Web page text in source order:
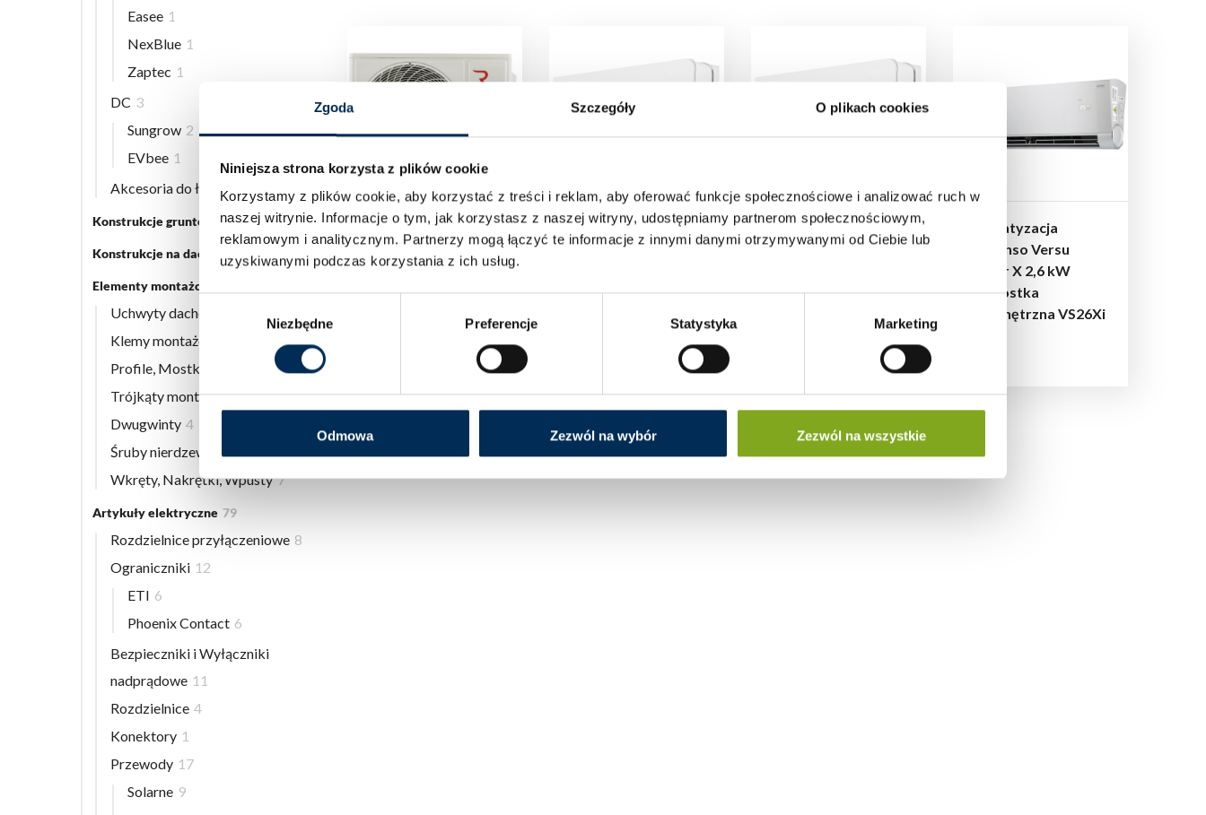
Zgoda Szczegóły O plikach cookies
Niniejsza strona korzysta z plików cookie
Korzystamy z plików cookie, aby korzystać z treści i reklam, aby oferować funkcje społecznościowe i analizować ruch w
naszej witrynie. Informacje o tym, jak korzystasz z naszej witryny, udostępniamy partnerom społecznościowym,
reklamowym i analitycznym. Partnerzy mogą łączyć te informacje z innymi danymi otrzymywanymi od Ciebie lub
uzyskiwanymi podczas korzystania z ich usług.
Niezbędne Preferencje Statystyka Marketing
Odmowa Zezwól na wybór Zezwól na wszystkie
Klimatyzacja
Rotenso Luve X 3,5
kW jednostka
zewnętrzna LE35Xo
Klimatyzacja
Rotenso Versu Pure
wewnętrzna VP50Xi
Klimatyzacja
Rotenso Versu Pure
wewnętrzna VP26Xi
Klimatyzacja
Rotenso Versu
Silver X 2,6 kW
jednostka
wewnętrzna VS26Xi
Easee 1
NexBlue 1
Zaptec 1
DC 3
Sungrow 2
EVbee 1
Akcesoria do ładowarek EV
Konstrukcje gruntowe 5
Konstrukcje na dach płaski 3
Elementy montażowe
Uchwyty dachowe
Klemy montażowe
Profile, Mostki
Trójkąty montażowe 3
Dwugwinty 4
Śruby nierdzewne
Wkręty, Nakrętki, Wpusty 7
Artykuły elektryczne 79
Rozdzielnice przyłączeniowe 8
Ograniczniki 12
ETI 6
Phoenix Contact 6
Bezpieczniki i Wyłączniki
nadprądowe 11
Rozdzielnice 4
Konektory 1
Przewody 17
Solarne 9